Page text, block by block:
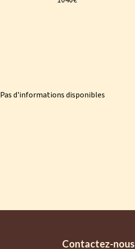
Pas d'informations disponibles
Contactez-nous